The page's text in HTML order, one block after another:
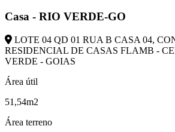
Casa - RIO VERDE-GO
LOTE 04 QD 01 RUA B CASA 04,
RESIDENCIAL DE CASAS FLAMB -
VERDE - GOIAS
Área útil
51,54m2
Área terreno